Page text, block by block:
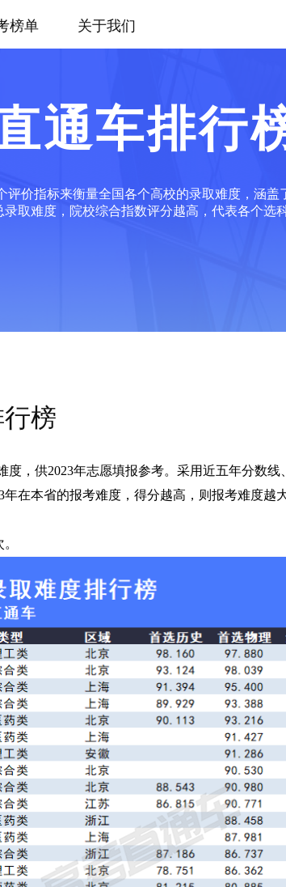
榜单 关于我们
通车排行
价指标来衡量全国各个高校的录取难度，涵盖
取难度，院校综合指数评分越高，代表各个选
榜
，供2023年志愿填报参考。采用近五年分数线
在本省的报考难度，得分越高，则报考难度越大